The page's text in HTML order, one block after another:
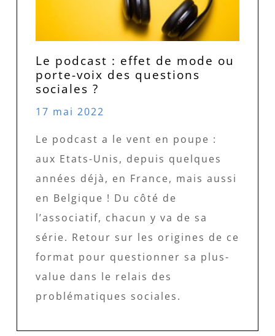
Le podcast : effet de mode ou
porte-voix des questions
sociales ?
17 mai 2022
Le podcast a le vent en poupe :
aux Etats-Unis, depuis quelques
années déjà, en France, mais aussi
en Belgique ! Du côté de
l’associatif, chacun y va de sa
série. Retour sur les origines de ce
format pour questionner sa plus-
value dans le relais des
problématiques sociales.